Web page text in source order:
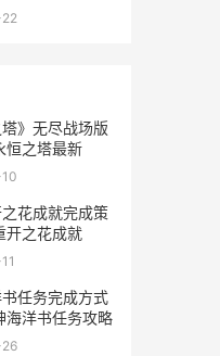
塔》无尽战场版
恒之塔最新
花成就完成策
开之花成就
任务完成方式
海洋书任务攻略